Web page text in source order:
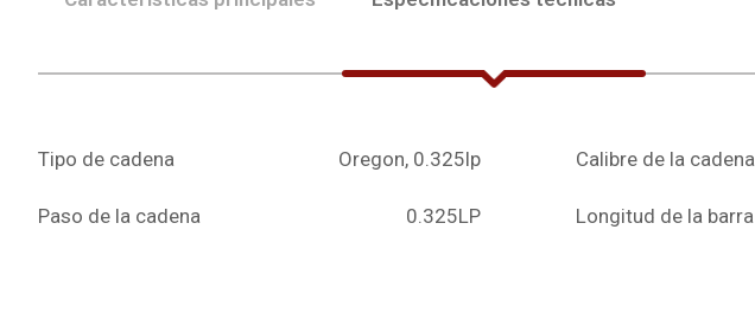
Tipo de cadena Oregon, 0.325lp
Paso de la cadena 0.325LP
Calibre de la cadena
Longitud de la barra